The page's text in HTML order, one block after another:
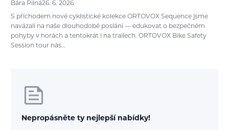
Bára Pilná26. 6. 2026
S příchodem nové cyklistické kolekce ORTOVOX Sequence jsme
navázali na naše dlouhodobé poslání — edukovat o bezpečném
pohyby v horách a tentokrát i na trailech. ORTOVOX Bike Safety
Session tour nás…
Nepropásněte ty nejlepší nabídky!